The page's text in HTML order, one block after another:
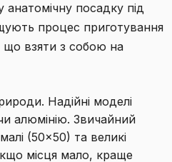
посадку під
процес приготування
що взяти з собою на
Надійні моделі
алюмінію. Звичайний
(50×50) та великі
місця мало, краще